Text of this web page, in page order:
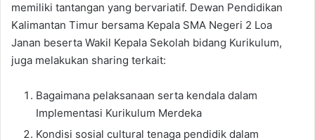
memiliki tantangan yang bervariatif. Dewan Pendidikan
Kalimantan Timur bersama Kepala SMA Negeri 2 Loa
Janan beserta Wakil Kepala Sekolah bidang Kurikulum,
juga melakukan sharing terkait:
Bagaimana pelaksanaan serta kendala dalam
Implementasi Kurikulum Merdeka
Kondisi sosial cultural tenaga pendidik dalam